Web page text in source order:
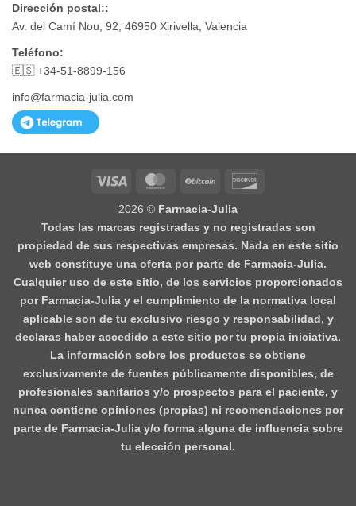
Dirección postal::
Av. del Camí Nou, 92, 46950 Xirivella, Valencia
Teléfono:
🇪🇸 +34-51-8899-156
info@farmacia-julia.com
Visa MasterCardBitCoin
2026 © Farmacia-Julia
Todas las marcas registradas y no registradas son
propiedad de sus respectivas empresas. Nada en este sitio
web constituye una oferta por parte de Farmacia-Julia.
Cualquier uso de este sitio, de los servicios proporcionados
por Farmacia-Julia y el cumplimiento de la normativa local
aplicable son de tu exclusivo riesgo y responsabilidad, y
declaras haber accedido a este sitio por tu propia iniciativa.
La información sobre los productos se obtiene
exclusivamente de fuentes públicamente disponibles, de
profesionales sanitarios y/o prospectos para el paciente, y
nunca contiene opiniones (propias) ni recomendaciones por
parte de Farmacia-Julia y/o forma alguna de influencia sobre
tu elección personal.